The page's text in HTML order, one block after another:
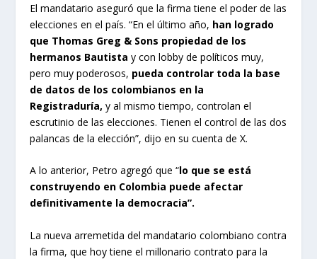
El mandatario aseguró que la firma tiene el poder de las
elecciones en el país. “En el último año, han logrado
que Thomas Greg & Sons propiedad de los
hermanos Bautista y con lobby de políticos muy,
pero muy poderosos, pueda controlar toda la base
de datos de los colombianos en la
Registraduría,y al mismo tiempo, controlan el
escrutinio de las elecciones. Tienen el control de las dos
palancas de la elección”, dijo en su cuenta de X.
A lo anterior, Petro agregó que “lo que se está
construyendo en Colombia puede afectar
definitivamente la democracia”.
La nueva arremetida del mandatario colombiano contra
la firma, que hoy tiene el millonario contrato para la